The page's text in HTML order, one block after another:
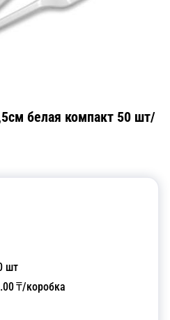
белая компакт 50 шт/
шт
₸/коробка